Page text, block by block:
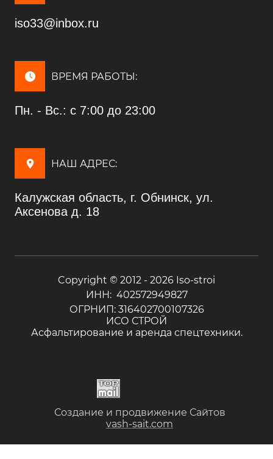
iso33@inbox.ru
ВРЕМЯ РАБОТЫ:
Пн. - Вс.: с 7:00 до 23:00
НАШ АДРЕС:
Калужская область, г. Обнинск, ул.
Аксенова д. 18
Copyright © 2012 - 2026 Iso-stroi
ИНН: 402572949827
ОГРНИП: 316402700107326
ИСО СТРОЙ
Асфальтирование и аренда спецтехники.
Создание и продвижение Сайтов
vash-sait.com